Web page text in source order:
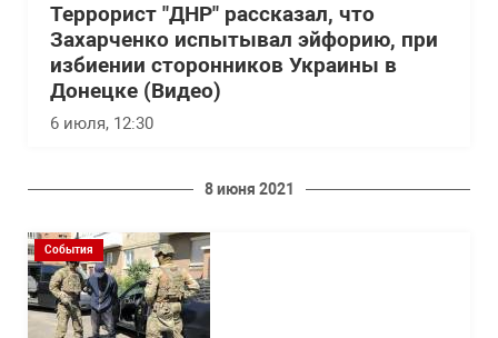
Террорист "ДНР" рассказал, что
Захарченко испытывал эйфорию, при
избиении сторонников Украины в
Донецке (Видео)
6 июля, 12:30
8 июня 2021
События